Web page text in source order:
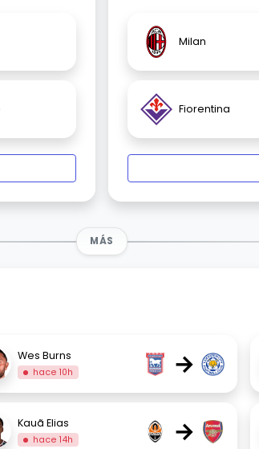
Milan
Fiorentina
MÁS
Wes Burns
hace 10h →
Kauã Elias
hace 14h →